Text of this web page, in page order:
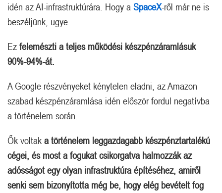
idén az AI-infrastruktúrára. Hogy a SpaceX-ről már ne is
beszéljünk, ugye.
Ez felemészti a teljes működési készpénzáramlásuk
90%-94%-át.
A Google részvényeket kénytelen eladni, az Amazon
szabad készpénzáramlása idén először fordul negatívba
a történelem során.
Ők voltak a történelem leggazdagabb készpénztartalékú
cégei, és most a fogukat csikorgatva halmozzák az
adósságot egy olyan infrastruktúra építéséhez, amiről
senki sem bizonyította még be, hogy elég bevételt fog